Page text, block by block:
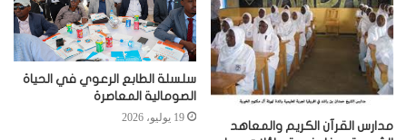
مدارس القرآن الكريم والمعاهد
سلسلة الطابع الرعوي في الحياة
الصومالية المعاصرة
19 يوليو، 2026